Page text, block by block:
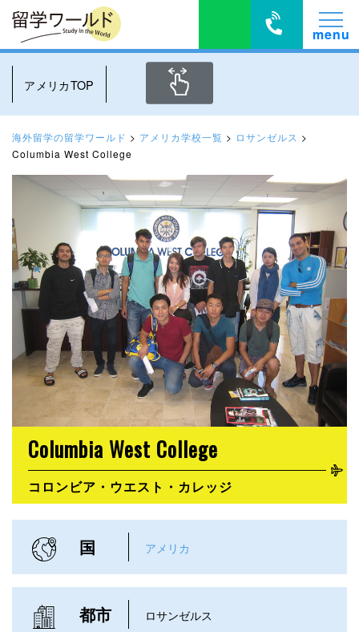
アメリカTOP
海外留学の留学ワールド > アメリカ学校一覧 > ロサンゼルス >
Columbia West College
Columbia West College
コロンビア・ウエスト・カレッジ
国 アメリカ
都市 ロサンゼルス